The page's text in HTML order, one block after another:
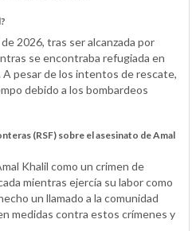
2026, tras ser alcanzada por
se encontraba refugiada en
pesar de los intentos de rescate,
debido a los bombardeos
(RSF) sobre el asesinato de Amal
Khalil como un crimen de
mientras ejercía su labor como
un llamado a la comunidad
medidas contra estos crímenes y